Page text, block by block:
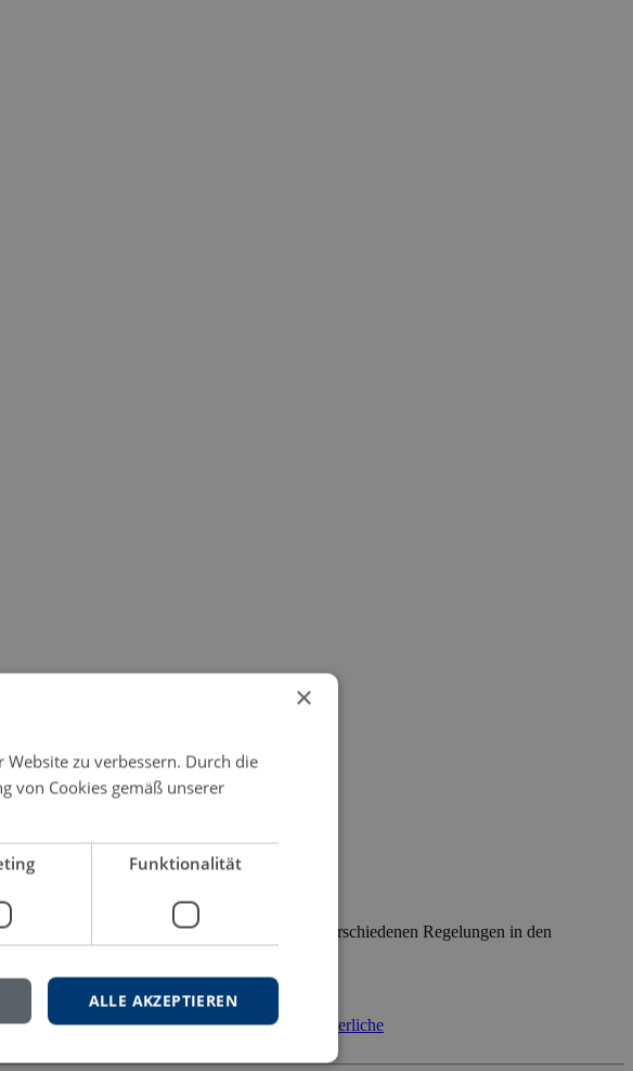
spannt den Bogen von der Genese über die verschiedenen Regelungen in den
Rainer OrletRechtsbeugungRichteranklage
Richterliche
×
zu verbessern. Durch die
von Cookies gemäß unserer
Funktionalität
ALLE AKZEPTIEREN